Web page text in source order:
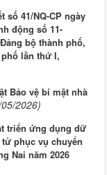
số 41/NQ-CP ngày
động số 11-
bộ thành phố,
lần thứ I,
Bảo vệ bí mật nhà
2026)
triển ứng dụng dữ
phục vụ chuyển
Nai năm 2026